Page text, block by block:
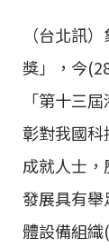
（台北訊
獎」，今
「第十三
彰對我國
成就人士
發展具有
體設備組